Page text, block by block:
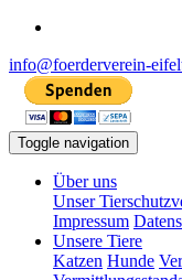
info@foerderverein-
Toggle navigation
Über uns
Unser
Impressum
Unsere Tiere
Katzen Hunde